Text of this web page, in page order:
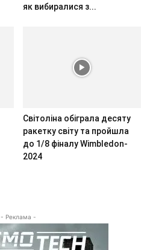
як вибиралися з...
Світоліна обіграла десяту
ракетку світу та пройшла
до 1/8 фіналу Wimbledon-
2024
- Реклама -